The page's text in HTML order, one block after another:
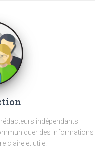
indépendants
des informations
claire et utile.